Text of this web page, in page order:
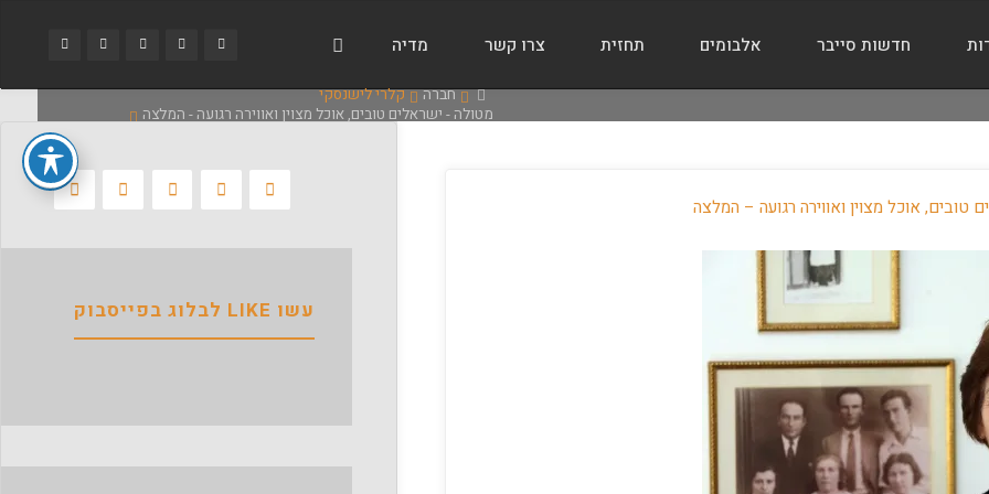
חדשות סייבר אלבומים תחזית צרו קשר מדיה
ביתחברה
מטולה - ישראלים טובים, אוכל מצוין ואווירה רגועה - המלצה
קלרי לישנסקי
טובים, אוכל מצוין ואווירה רגועה – המלצה
עשו LIKE לבלוג בפייסבוק